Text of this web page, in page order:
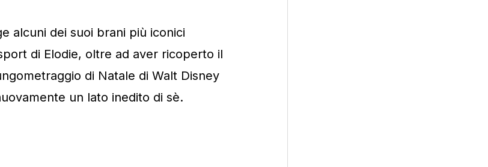
alcuni dei suoi brani più iconici
di Elodie, oltre ad aver ricoperto il
di Natale di Walt Disney
un lato inedito di sè.